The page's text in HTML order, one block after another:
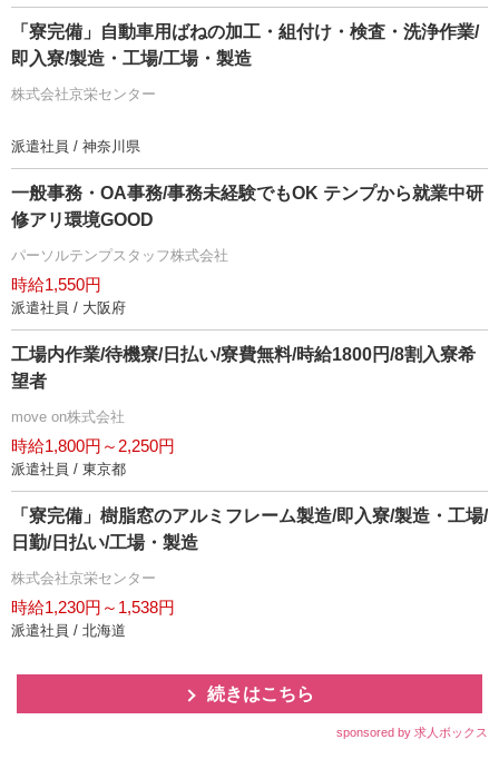
「寮完備」自動車用ばねの加工・組付け・検査・洗浄作業/
即入寮/製造・工場/工場・製造
株式会社京栄センター
派遣社員 / 神奈川県
一般事務・OA事務/事務未経験でもOK テンプから就業中研
修アリ環境GOOD
パーソルテンプスタッフ株式会社
時給1,550円
派遣社員 / 大阪府
工場内作業/待機寮/日払い/寮費無料/時給1800円/8割入寮希
望者
move on株式会社
時給1,800円～2,250円
派遣社員 / 東京都
「寮完備」樹脂窓のアルミフレーム製造/即入寮/製造・工場/
日勤/日払い/工場・製造
株式会社京栄センター
時給1,230円～1,538円
派遣社員 / 北海道
続きはこちら
sponsored by 求人ボックス